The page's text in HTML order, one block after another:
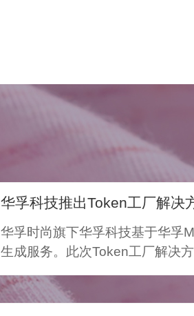
华孚科技推出Token工厂解决
华孚时尚旗下华孚科技基于华孚
生成服务。此次Token工厂解决